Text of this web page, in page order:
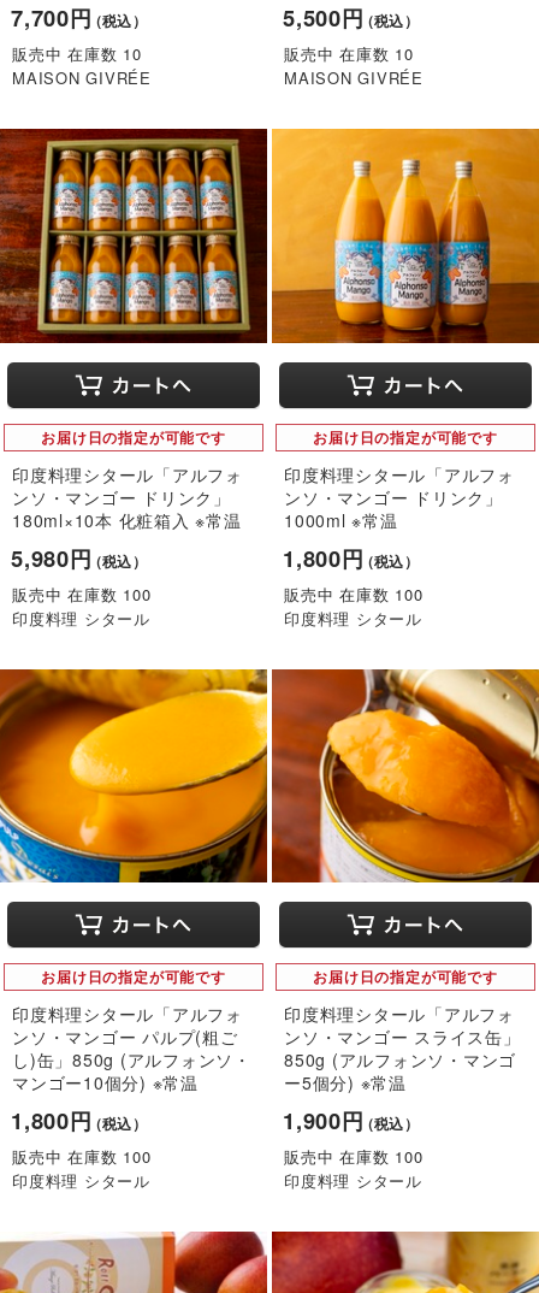
7,700円（税込）
販売中 在庫数 10
MAISON GIVRÉE
5,500円（税込）
販売中 在庫数 10
MAISON GIVRÉE
お届け日の指定が可能です
印度料理シタール「アルフォ
ンソ・マンゴー ドリンク」
180ml×10本 化粧箱入 ※常温
5,980円（税込）
販売中 在庫数 100
印度料理 シタール
お届け日の指定が可能です
印度料理シタール「アルフォ
ンソ・マンゴー ドリンク」
1000ml ※常温
1,800円（税込）
販売中 在庫数 100
印度料理 シタール
お届け日の指定が可能です
印度料理シタール「アルフォ
ンソ・マンゴー パルプ(粗ご
し)缶」850g (アルフォンソ・
マンゴー10個分) ※常温
1,800円（税込）
販売中 在庫数 100
印度料理 シタール
お届け日の指定が可能です
印度料理シタール「アルフォ
ンソ・マンゴー スライス缶」
850g (アルフォンソ・マンゴ
ー5個分) ※常温
1,900円（税込）
販売中 在庫数 100
印度料理 シタール